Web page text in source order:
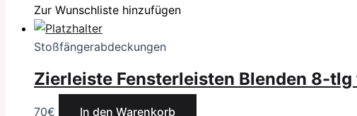
Zur Wunschliste hinzufügen
Stoßfängerabdeckungen
Zierleiste Fensterleisten Blenden 8-
70€ In den Warenkorb